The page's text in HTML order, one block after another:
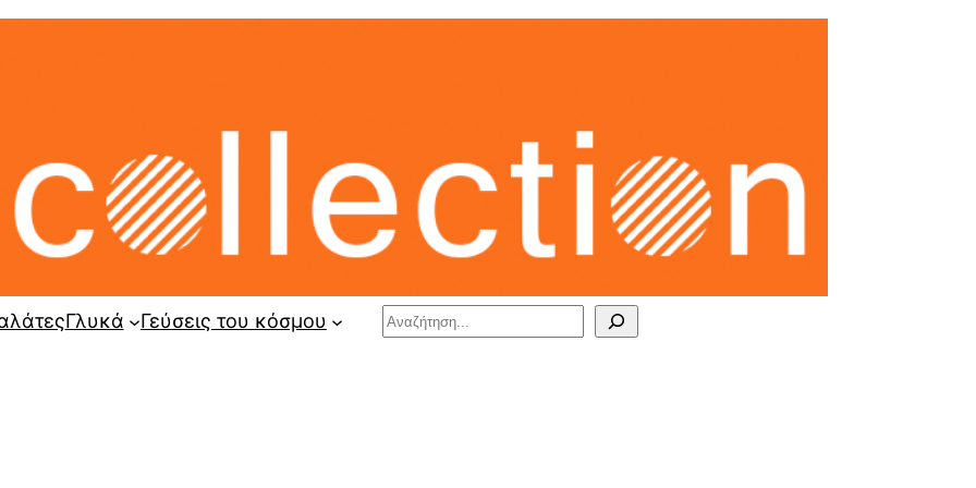
Γλυκά Γεύσεις του κόσμου Search